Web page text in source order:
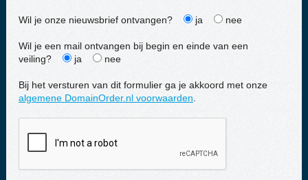
Wil je onze nieuwsbrief ontvangen? ja nee
Wil je een mail ontvangen bij begin en einde van een
veiling?
ja nee
Bij het versturen van dit formulier ga je akkoord met onze
algemene DomainOrder.nl voorwaarden